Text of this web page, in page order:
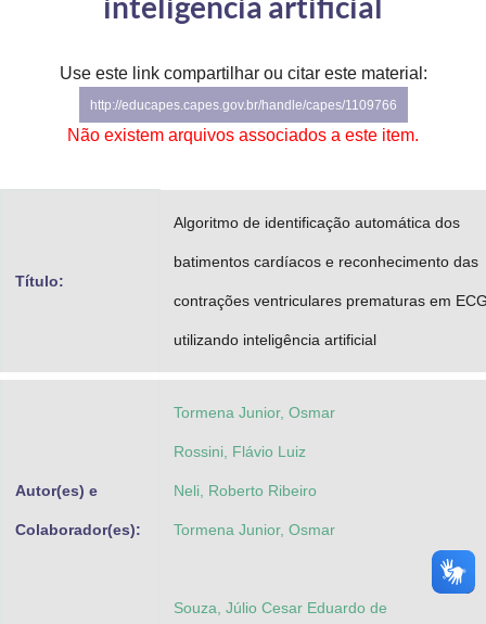
Gabinete de Segurança Institucional
Banco Central do Brasil
Use este link compartilhar ou citar este material:
http://educapes.capes.gov.br/handle/capes/1109766
Não existem arquivos associados a este item.
Título:
Algoritmo de identificação automática dos
batimentos cardíacos e reconhecimento das
contrações ventriculares prematuras em
utilizando inteligência artificial
Autor(es) e
Colaborador(es):
Tormena Junior, Osmar
Rossini, Flávio Luiz
Neli, Roberto Ribeiro
Tormena Junior, Osmar
Souza, Júlio Cesar Eduardo de